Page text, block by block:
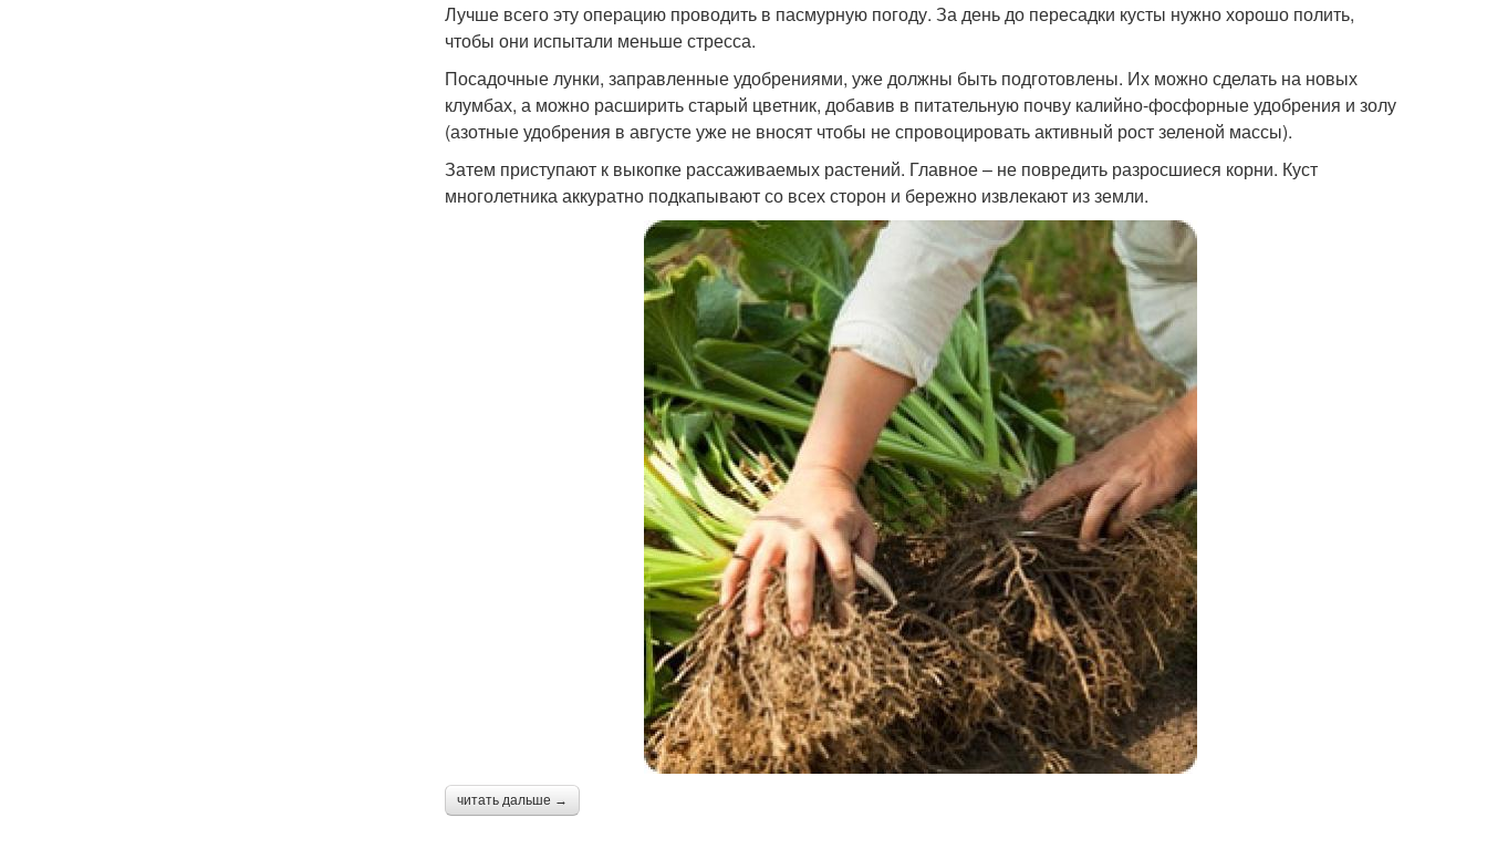
Лучше всего эту операцию проводить в пасмурную погоду. За день до пересадки кусты нужно хорошо полить,
чтобы они испытали меньше стресса.
Посадочные лунки, заправленные удобрениями, уже должны быть подготовлены. Их можно сделать на новых
клумбах, а можно расширить старый цветник, добавив в питательную почву калийно-фосфорные удобрения и золу
(азотные удобрения в августе уже не вносят чтобы не спровоцировать активный рост зеленой массы).
Затем приступают к выкопке рассаживаемых растений. Главное – не повредить разросшиеся корни. Куст
многолетника аккуратно подкапывают со всех сторон и бережно извлекают из земли.
читать дальше →